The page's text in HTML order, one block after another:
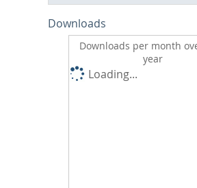
Downloads
Downloads per month
year
Loading...